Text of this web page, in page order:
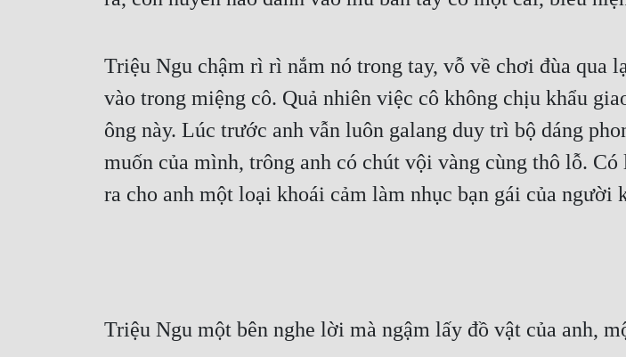
Triệu Ngu chậm rì rì nắm nó trong tay, vỗ về chơi đùa qua
vào trong miệng cô. Quả nhiên việc cô không chịu khẩu
ông này. Lúc trước anh vẫn luôn galang duy trì bộ dáng
muốn của mình, trông anh có chút vội vàng cùng thô lỗ.
ra cho anh một loại khoái cảm làm nhục bạn gái của người
Triệu Ngu một bên nghe lời mà ngậm lấy đồ vật của anh,